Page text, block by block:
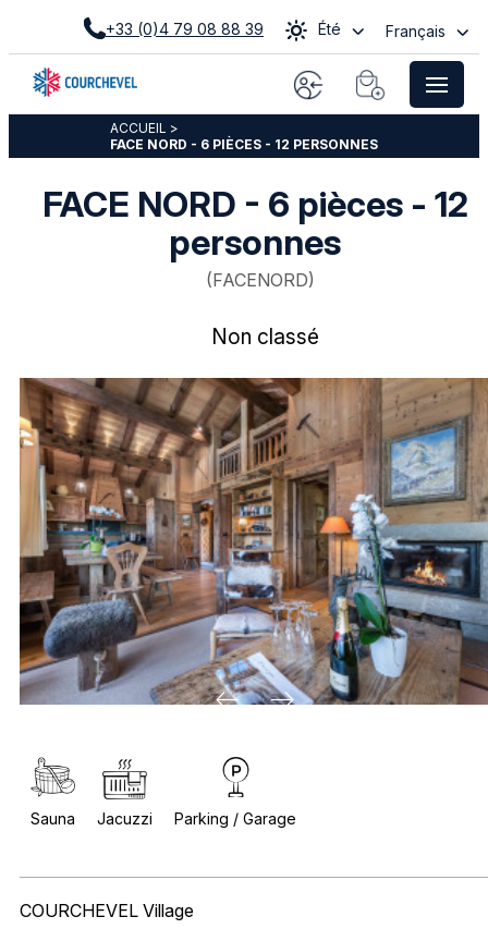
+33 (0)4 79 08 88 39 Été Français
ACCUEIL >
FACE NORD - 6 PIÈCES - 12 PERSONNES
FACE NORD - 6 pièces - 12
personnes
(FACENORD)
Non classé
Sauna Jacuzzi Parking / Garage
COURCHEVEL Village